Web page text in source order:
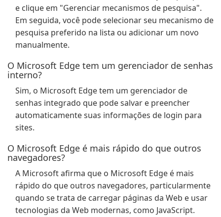
e clique em "Gerenciar mecanismos de pesquisa".
Em seguida, você pode selecionar seu mecanismo de
pesquisa preferido na lista ou adicionar um novo
manualmente.
O Microsoft Edge tem um gerenciador de senhas
interno?
Sim, o Microsoft Edge tem um gerenciador de
senhas integrado que pode salvar e preencher
automaticamente suas informações de login para
sites.
O Microsoft Edge é mais rápido do que outros
navegadores?
A Microsoft afirma que o Microsoft Edge é mais
rápido do que outros navegadores, particularmente
quando se trata de carregar páginas da Web e usar
tecnologias da Web modernas, como JavaScript.